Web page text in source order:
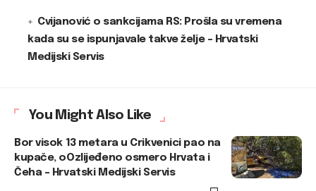
Cvijanović o sankcijama RS: Prošla su vremena
kada su se ispunjavale takve želje – Hrvatski
Medijski Servis
You Might Also Like
Bor visok 13 metara u Crikvenici pao na
kupače, oOzlijeđeno osmero Hrvata i
Čeha – Hrvatski Medijski Servis